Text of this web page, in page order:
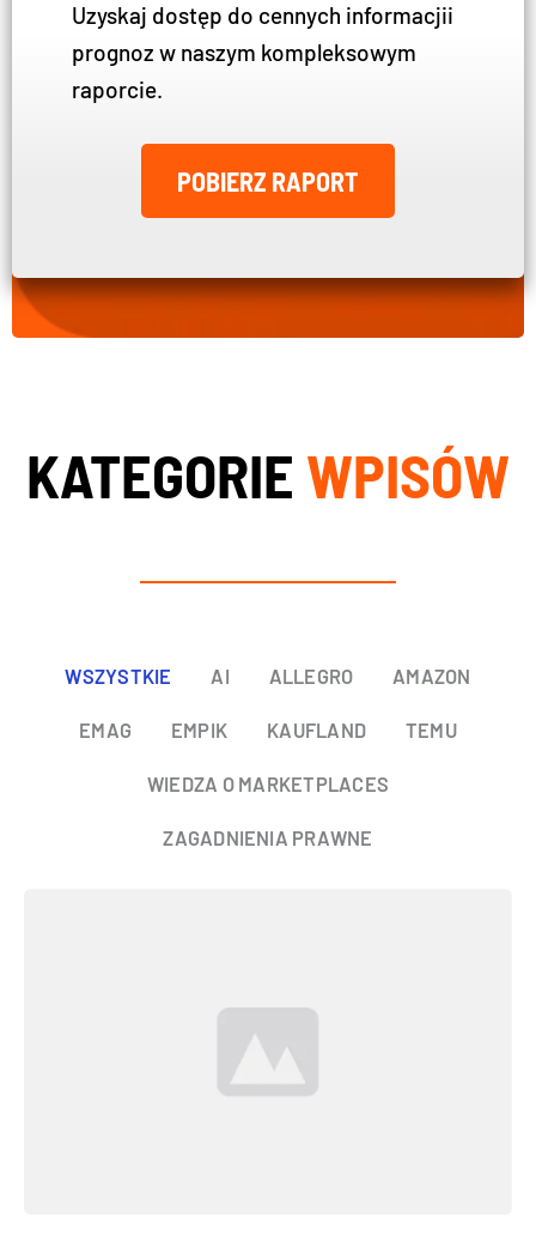
Uzyskaj dostęp do cennych informacjii
prognoz w naszym kompleksowym
raporcie.
POBIERZ RAPORT
KATEGORIE WPISÓW
WSZYSTKIE AI ALLEGRO AMAZON
EMAG EMPIK KAUFLAND TEMU
WIEDZA O MARKETPLACES
ZAGADNIENIA PRAWNE